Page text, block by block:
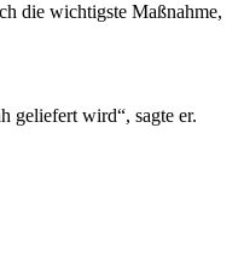
die wichtigste Maßnahme,
geliefert wird“, sagte er.